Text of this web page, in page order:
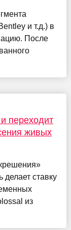
и т.д.) в
После
переходит
живых
ставку
из